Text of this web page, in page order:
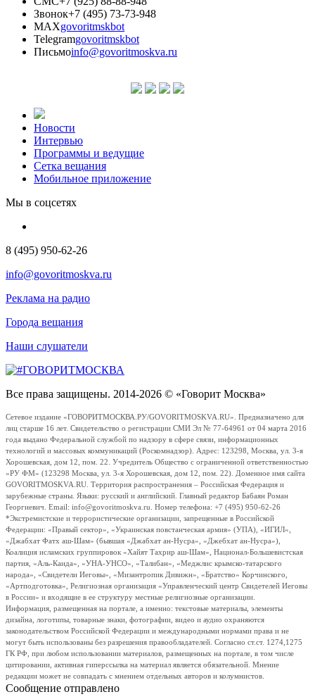
Звонок+7 (495) 73-73-948
MAXgovoritmskbot
Telegramgovoritmskbot
Письмоinfo@govoritmoskva.ru
Новости
Интервью
Программы и ведущие
Сетка вещания
Мобильное приложение
Мы в соцсетях
8 (495) 950-62-26
info@govoritmoskva.ru
Реклама на радио
Города вещания
Наши слушатели
Все права защищены. 2014-2026 © «Говорит Москва»
Сетевое издание «ГОВОРИТМОСКВА.РУ/GOVORITMOSKVA.RU». Предназначено для
лиц старше 16 лет. Свидетельство о регистрации СМИ Эл № 77-64961 от 04 марта 2016
года выдано Федеральной службой по надзору в сфере связи, информационных
технологий и массовых коммуникаций (Роскомнадзор). Адрес: 123298, Москва, ул. 3-я
Хорошевская, дом 12, пом. 22. Учредитель Общество с ограниченной ответственностью
«РУ ФМ» (123298 Москва, ул. 3-я Хорошевская, дом 12, пом. 22). Доменное имя сайта
GOVORITMOSKVA.RU. Территория распространения – Российская Федерация и
зарубежные страны. Языки: русский и английский. Главный редактор Бабаян Роман
Георгиевич. Email: info@govoritmoskva.ru. Номер телефона: +7 (495) 950-62-26
*Экстремистские и террористические организации, запрещенные в Российской
Федерации: «Правый сектор», «Украинская повстанческая армия» (УПА), «ИГИЛ»,
«Джабхат Фатх аш-Шам» (бывшая «Джабхат ан-Нусра», «Джебхат ан-Нусра»),
Коалиция исламских группировок «Хайят Тахрир аш-Шам», Национал-Большевистская
партия, «Аль-Каида», «УНА-УНСО», «Талибан», «Меджлис крымско-татарского
народа», «Свидетели Иеговы», «Мизантропик Дивижн», «Братство» Корчинского,
«Артподготовка», Религиозная организация «Управленческий центр Свидетелей Иеговы
в России» и входящие в ее структуру местные религиозные организации.
Информация, размещенная на портале, а именно: текстовые материалы, элементы
дизайна, логотипы, товарные знаки, фотографии, видео и аудио охраняются
законодательством Российской Федерации и международными нормами права и не
могут быть использованы без разрешения правообладателей. Согласно ст.ст. 1274,1275
ГК РФ, при любом использовании материалов, размещенных на портале, в том числе
цитировании, активная гиперссылка на материал является обязательной. Мнение
редакции может не совпадать с мнением отдельных авторов и колумнистов.
Сообщение отправлено